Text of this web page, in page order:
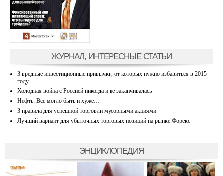
ЖУРНАЛ, ИНТЕРЕСНЫЕ СТАТЬИ
3 вредные инвестиционные привычки, от которых нужно избавиться в 2015
году
Холодная война с Россией никогда и не заканчивалась
Нефть: Все могло быть и хуже…
3 правила для успешной торговли мусорными акциями
Лучший вариант для убыточных торговых позиций на рынке Форекс
ЭНЦИКЛОПЕДИЯ